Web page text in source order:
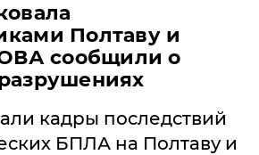
Полтаву и
сообщили о
кадры последствий
БПЛА на Полтаву и